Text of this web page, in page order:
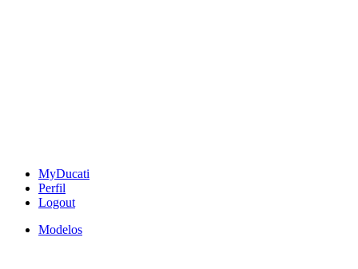
MyDucati
Perfil
Logout
Modelos